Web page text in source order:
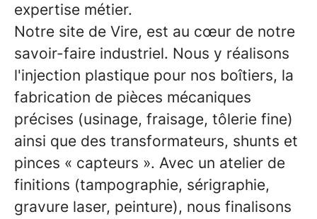
expertise métier.
Notre site de Vire, est au cœur de notre
savoir-faire industriel. Nous y réalisons
l'injection plastique pour nos boîtiers, la
fabrication de pièces mécaniques
précises (usinage, fraisage, tôlerie fine)
ainsi que des transformateurs, shunts et
pinces « capteurs ». Avec un atelier de
finitions (tampographie, sérigraphie,
gravure laser, peinture), nous finalisons